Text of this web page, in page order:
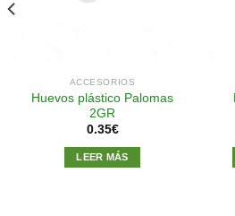
ACCESORIOS
Huevos plástico Palomas
2GR
0.35€
LEER MÁS